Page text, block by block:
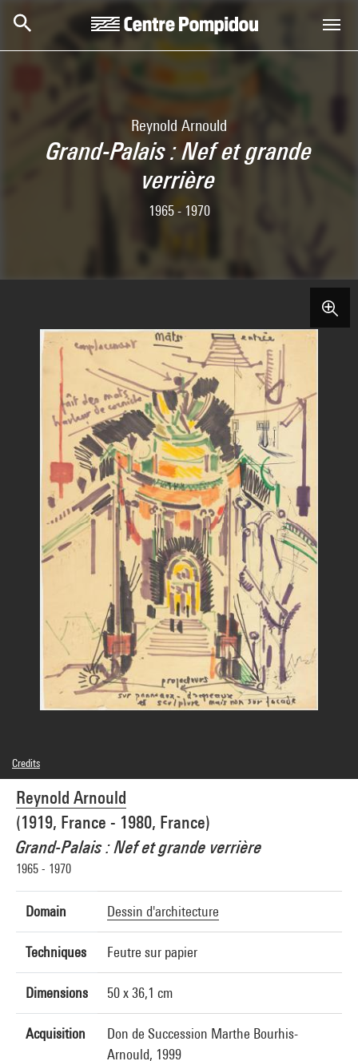
Skip to main content
Centre Pompidou
Reynold Arnould
Grand-Palais : Nef et grande
verrière
1965 - 1970
Reynold Arnould
(1919, France - 1980, France)
Grand-Palais : Nef et grande verrière
1965 - 1970
Domain Dessin d'architecture
Techniques Feutre sur papier
Dimensions 50 x 36,1 cm
Acquisition
Don de Succession Marthe Bourhis-
Arnould, 1999
Credits
© droits réservés
Photo credits : Centre Pompidou, MNAM-CCI/Bertrand Prévost/Dist. GrandPalaisRmn
Image reference : 4N68030
Image presentation :GrandPalaisRmnPhoto